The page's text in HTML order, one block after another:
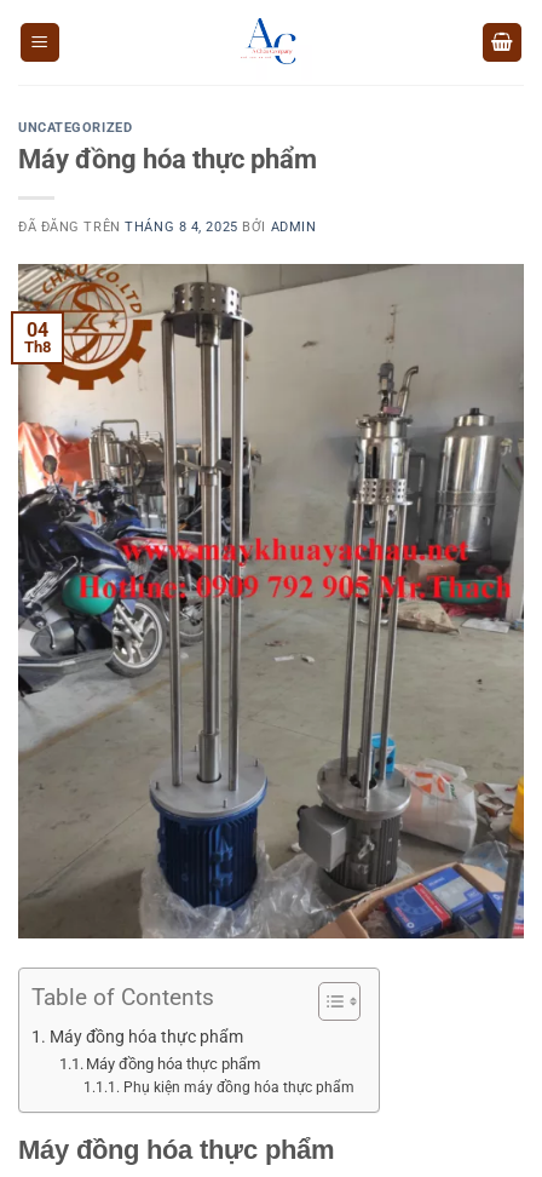
UNCATEGORIZED
Máy đồng hóa thực phẩm
ĐÃ ĐĂNG TRÊNTHÁNG 8 4, 2025 BỞI ADMIN
04
Th8
Table of Contents
Máy đồng hóa thực phẩm
Máy đồng hóa thực phẩm
Phụ kiện máy đồng hóa thực phẩm
Máy đồng hóa thực phẩm